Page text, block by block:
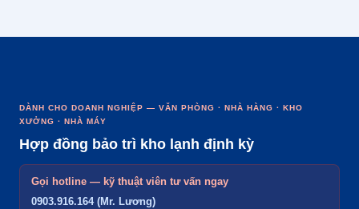
DÀNH CHO DOANH NGHIỆP — VĂN PHÒNG · NHÀ HÀNG · KHO
XƯỞNG · NHÀ MÁY
Hợp đồng bảo trì kho lạnh định kỳ
Gọi hotline — kỹ thuật viên tư vấn ngay
0903.916.164 (Mr. Lương)